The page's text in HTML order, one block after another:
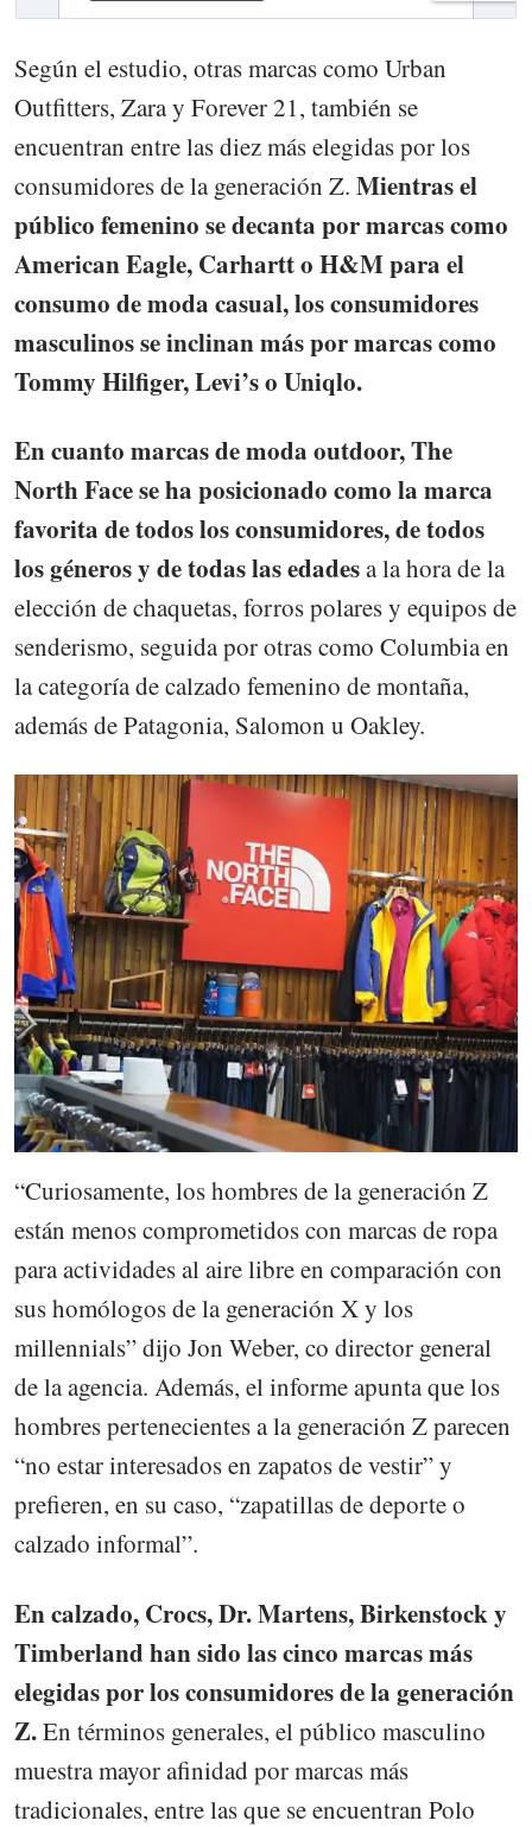
Según el estudio, otras marcas como Urban
Outfitters, Zara y Forever 21, también se
encuentran entre las diez más elegidas por los
consumidores de la generación Z. Mientras el
público femenino se decanta por marcas como
American Eagle, Carhartt o H&M para el
consumo de moda casual, los consumidores
masculinos se inclinan más por marcas como
Tommy Hilfiger, Levi’s o Uniqlo.
En cuanto marcas de moda outdoor, The
North Face se ha posicionado como la marca
favorita de todos los consumidores, de todos
los géneros y de todas las edadesa la hora de la
elección de chaquetas, forros polares y equipos de
senderismo, seguida por otras como Columbia en
la categoría de calzado femenino de montaña,
además de Patagonia, Salomon u Oakley.
“Curiosamente, los hombres de la generación Z
están menos comprometidos con marcas de ropa
para actividades al aire libre en comparación con
sus homólogos de la generación X y los
millennials” dijo Jon Weber, co director general
de la agencia. Además, el informe apunta que los
hombres pertenecientes a la generación Z parecen
“no estar interesados en zapatos de vestir” y
prefieren, en su caso, “zapatillas de deporte o
calzado informal”.
En calzado, Crocs, Dr. Martens, Birkenstock y
Timberland han sido las cinco marcas más
elegidas por los consumidores de la generación
Z.En términos generales, el público masculino
muestra mayor afinidad por marcas más
tradicionales, entre las que se encuentran Polo